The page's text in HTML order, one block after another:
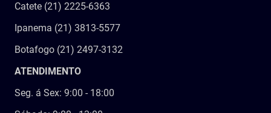
Catete (21) 2225-6363
Ipanema (21) 3813-5577
Botafogo (21) 2497-3132
ATENDIMENTO
Seg. á Sex: 9:00 - 18:00